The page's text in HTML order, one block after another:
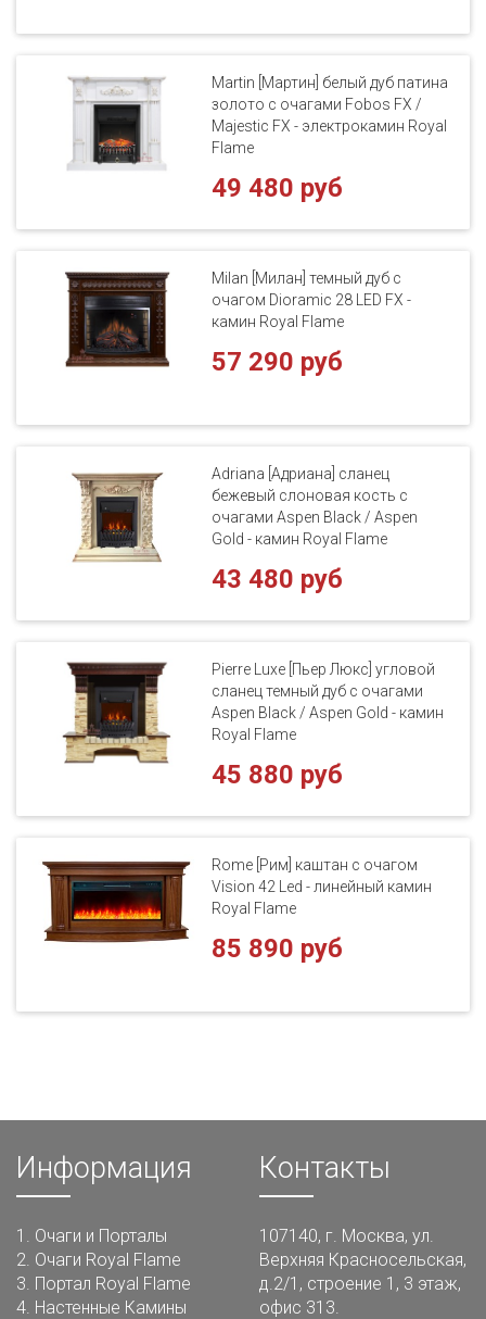
Martin [Мартин] белый дуб патина
золото с очагами Fobos FX /
Majestic FX - электрокамин Royal
Flame
49 480 руб
Milan [Милан] темный дуб с
очагом Dioramic 28 LED FX -
камин Royal Flame
57 290 руб
Adriana [Адриана] сланец
бежевый слоновая кость с
очагами Aspen Black / Aspen
Gold - камин Royal Flame
43 480 руб
Pierre Luxe [Пьер Люкс] угловой
сланец темный дуб с очагами
Aspen Black / Aspen Gold - камин
Royal Flame
45 880 руб
Rome [Рим] каштан с очагом
Vision 42 Led - линейный камин
Royal Flame
85 890 руб
Информация
1. Очаги и Порталы
2. Очаги Royal Flame
3. Портал Royal Flame
4. Настенные Камины
Контакты
107140, г. Москва, ул.
Верхняя Красносельская,
д.2/1, строение 1, 3 этаж,
офис 313.